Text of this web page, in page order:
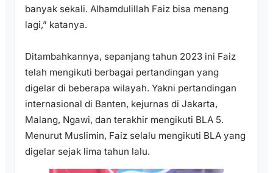
banyak sekali. Alhamdulillah Faiz bisa menang
lagi,” katanya.
Ditambahkannya, sepanjang tahun 2023 ini Faiz
telah mengikuti berbagai pertandingan yang
digelar di beberapa wilayah. Yakni pertandingan
internasional di Banten, kejurnas di Jakarta,
Malang, Ngawi, dan terakhir mengikuti BLA 5.
Menurut Muslimin, Faiz selalu mengikuti BLA yang
digelar sejak lima tahun lalu.